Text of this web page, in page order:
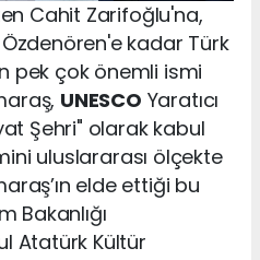
Cahit Zarifoğlu'na,
kadar Türk
pek çok önemli ismi
UNESCO Yaratıcı
Şehri" olarak kabul
uluslararası ölçekte
elde ettiği bu
Bakanlığı
Atatürk Kültür